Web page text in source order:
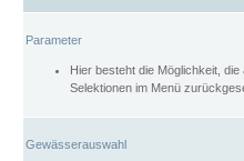
Parameter
Hier besteht die Möglichkeit,
Selektionen im Menü
Gewässerauswahl